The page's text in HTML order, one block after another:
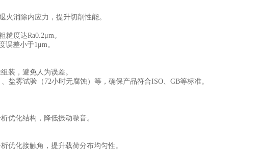
火消除内应力，提升切削性能。
度达Ra0.2μm。
差小于1μm。
装，避免人为误差。
雾试验（72小时无腐蚀）等，确保产品符合ISO、GB等标准。
优化结构，降低振动噪音。
优化接触角，提升载荷分布均匀性。